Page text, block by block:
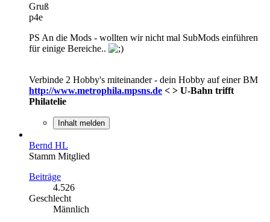
Gruß
p4e
PS An die Mods - wollten wir nicht mal SubMods einführen
für einige Bereiche..
Verbinde 2 Hobby's miteinander - dein Hobby auf einer BM
http://www.metrophila.mpsns.de < > U-Bahn trifft
Philatelie
Inhalt melden
Bernd HL
Stamm Mitglied
Beiträge
4.526
Geschlecht
Männlich